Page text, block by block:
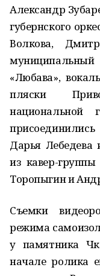
Александр
губернского
Волкова,
«Любава»,
пляски
Дарья Лебедева
из кавер-
Торопыгин и
Съемки
режима
у памятника
начале ролика